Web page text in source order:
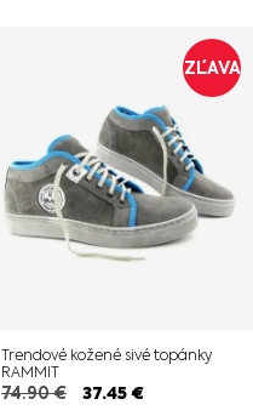
ZĽAVA
Trendové kožené sivé topánky
RAMMIT
74.90€ 37.45€